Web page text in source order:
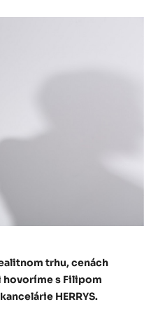
trhu, cenách
hovoríme s Filipom
HERRYS.